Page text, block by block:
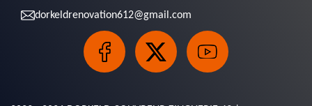
dorkeldrenovation612@gmail.com